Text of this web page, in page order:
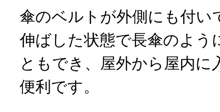
傘のベルトが外側にも付い
伸ばした状態で長傘のよう
ともでき、屋外から屋内に
便利です。